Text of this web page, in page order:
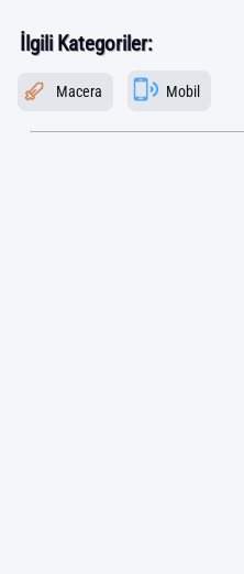
İlgili Kategoriler:
Macera Mobil